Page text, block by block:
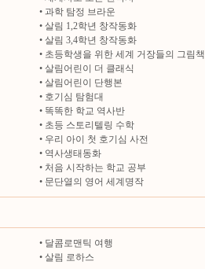
• 과학 탐정 브라운
• 살림 1,2학년 창작동화
• 살림 3,4학년 창작동화
• 초등학생을 위한 세계 거장들의 그림책
• 살림어린이 더 클래식
• 살림어린이 단행본
• 호기심 탐험대
• 똑똑한 학교 역사반
• 초등 스토리텔링 수학
• 우리 아이 첫 호기심 사전
• 역사생태동화
• 처음 시작하는 학교 공부
• 문단열의 영어 세계명작
• 달콤로맨틱 여행
• 살림 로하스